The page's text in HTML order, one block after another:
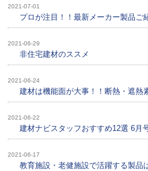
2021-07-01
プロが注目！！最新メーカー製品ご
2021-06-29
非住宅建材のススメ
2021-06-24
建材は機能面が大事！！断熱・遮熱
2021-06-22
建材ナビスタッフおすすめ12選 6月
2021-06-17
教育施設・老健施設で活躍する製品